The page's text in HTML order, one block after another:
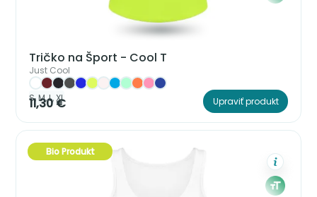
Tričko na Šport - Cool T
Just Cool
S, M, L, XL
11,30 € Upraviť produkt
Bio Produkt